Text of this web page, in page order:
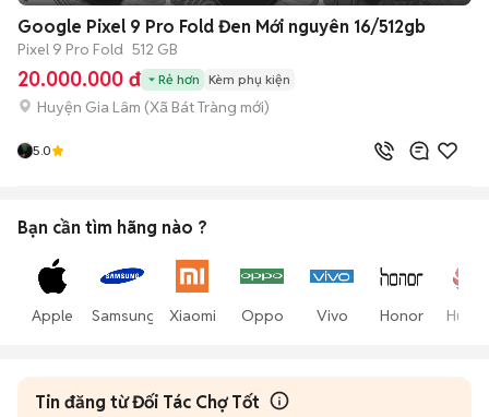
Google Pixel 9 Pro Fold Đen Mới nguyên 16/512gb
Pixel 9 Pro Fold 512 GB
20.000.000 đ Rẻ hơn Kèm phụ kiện
Huyện Gia Lâm (Xã Bát Tràng mới)
5.0
Bạn cần tìm hãng nào ?
Apple Samsung Xiaomi Oppo Vivo Honor
Tin đăng từ Đối Tác Chợ Tốt